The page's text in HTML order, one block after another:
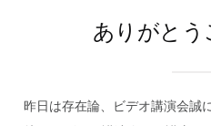
ありがとう
昨日は存在論、ビデオ講演会誠